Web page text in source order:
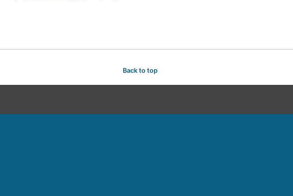
Back to top